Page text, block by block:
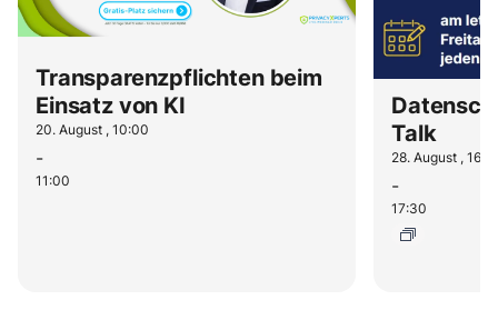
Transparenzpflichten beim
Einsatz von KI
20. August , 10:00
-
11:00
Talk
28. August ,
-
17:30